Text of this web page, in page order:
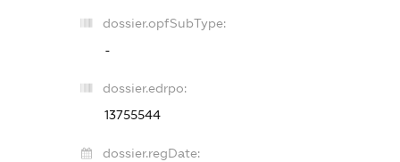
dossier.opfSubType:
-
dossier.edrpo:
13755544
dossier.regDate: